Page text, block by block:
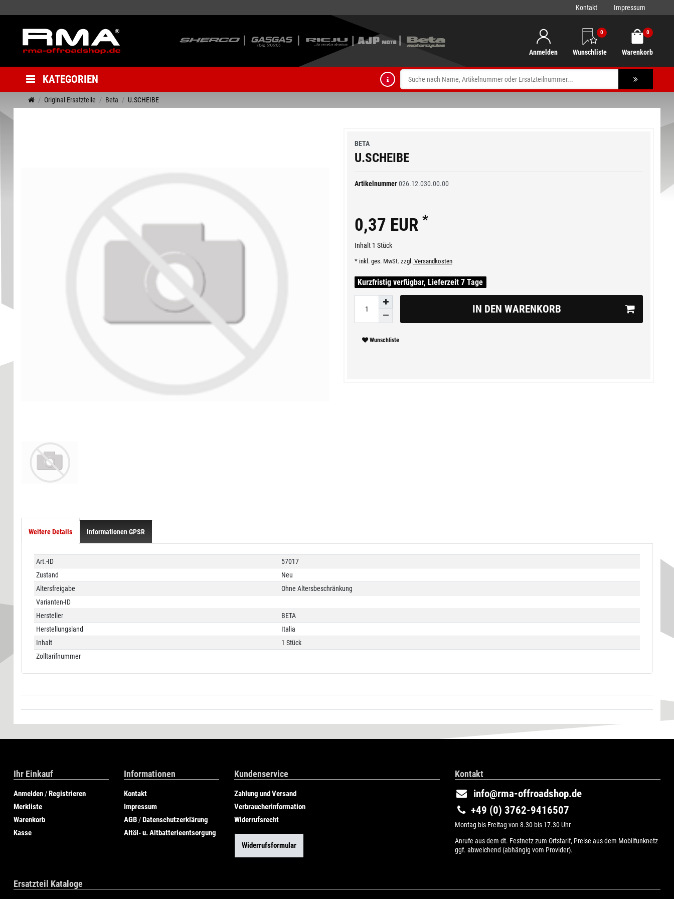
Kontakt Impressum
Anmelden
0
Wunschliste
0
Warenkorb
KATEGORIEN
Original Ersatzteile Beta U.SCHEIBE
BETA
U.SCHEIBE
Artikelnummer026.12.030.00.00
0,37 EUR *
Inhalt 1 Stück
* inkl. ges. MwSt. zzgl. Versandkosten
Kurzfristig verfügbar, Lieferzeit 7 Tage
IN DEN WARENKORB
Wunschliste
Weitere Details Informationen GPSR
Technisches
Merkmal
Wert
Art.-ID
57017
Zustand
Neu
Altersfreigabe
Ohne Altersbeschränkung
Varianten-ID
Hersteller
BETA
Herstellungsland
Italia
Inhalt
1 Stück
Zolltarifnummer
Ihr Einkauf
Anmelden /Registrieren
Merkliste
Warenkorb
Kasse
Informationen
Kontakt
Impressum
AGB /Datenschutzerklärung
Altöl- u. Altbatterieentsorgung
Kundenservice
Zahlung und Versand
Verbraucherinformation
Widerrufsrecht
Widerrufsformular
Kontakt
info@rma-offroadshop.de
+49 (0) 3762-9416507
Montag bis Freitag von 8.30 bis 17.30 Uhr
Anrufe aus dem dt. Festnetz zum Ortstarif, Preise aus dem Mobilfunknetz
ggf. abweichend (abhängig vom Provider).
Ersatzteil Kataloge